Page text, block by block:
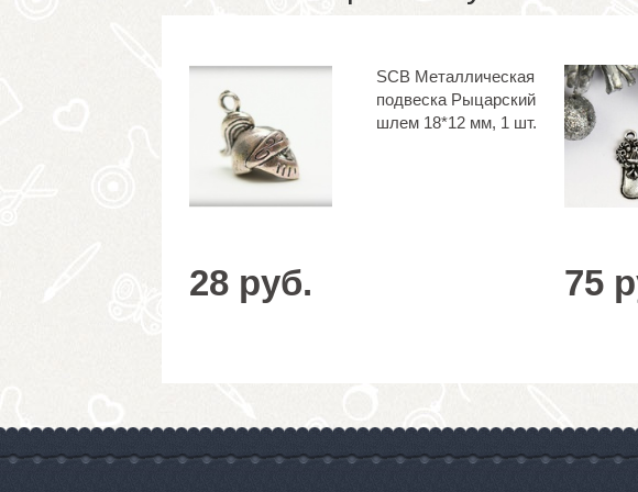
SCB Металлическая
подвеска Рыцарский
шлем 18*12 мм, 1 шт.
28 руб. 75